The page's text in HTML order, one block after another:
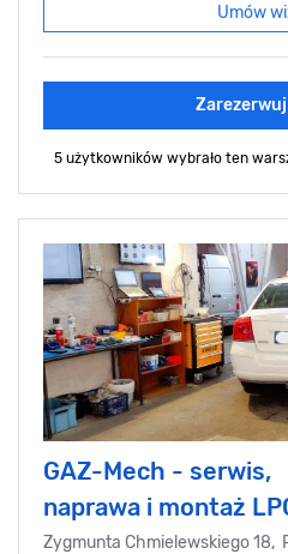
Umów
5 użytkowników wybrało ten
GAZ-Mech - serwis,
naprawa i montaż
Zygmunta Chmielewskiego 18,